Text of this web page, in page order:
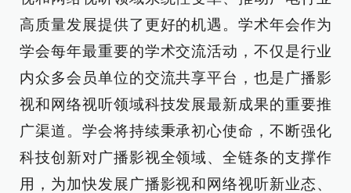
高质量发展提供了更好的机遇。学术年会作为
学会每年最重要的学术交流活动，不仅是行业
内众多会员单位的交流共享平台，也是广播影
视和网络视听领域科技发展最新成果的重要推
广渠道。学会将持续秉承初心使命，不断强化
科技创新对广播影视全领域、全链条的支撑作
用，为加快发展广播影视和网络视听新业态、